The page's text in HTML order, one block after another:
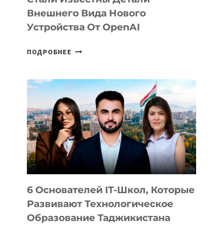
Внешнего Вида Нового
Устройства От OpenAI
ПОДРОБНЕЕ СТАЛИ
ВНЕШНЕГО
ВИДА
НОВОГО
УСТРОЙСТВА
ОТ
OPENAI
6 Основателей IT-Школ, Которые
Развивают Технологическое
Образование Таджикистана